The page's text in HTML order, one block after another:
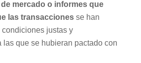
mercado o informes que
las transaccionesse han
justas y
las que se hubieran pactado con